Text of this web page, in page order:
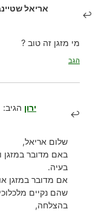
אריאל
מי מזגן זה טוב ?
הגב
ירון הגיב:
שלום אריאל,
באם מדובר במזגן
בעיה.
אם מדובר במזגן
שהם נקיים
בהצלחה,